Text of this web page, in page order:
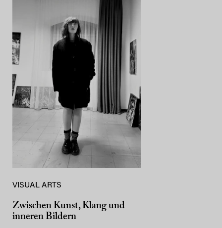
VISUAL ARTS
Zwischen Kunst, Klang und
inneren Bildern